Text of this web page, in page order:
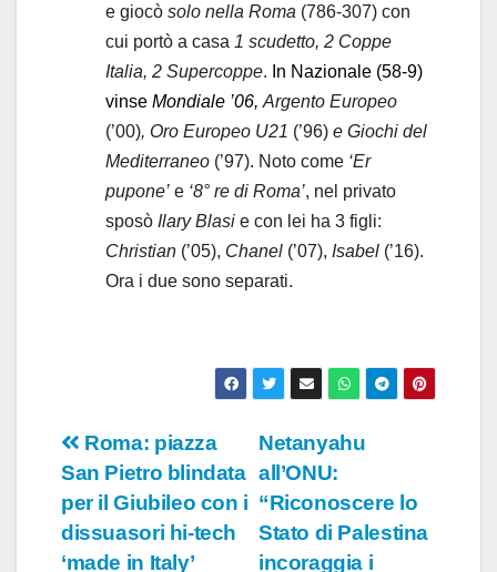
e giocò solo nella Roma (786-307) con
cui portò a casa 1 scudetto, 2 Coppe
Italia, 2 Supercoppe. In Nazionale (58-9)
vinse Mondiale ’06, Argento Europeo
(’00), Oro Europeo U21 (’96) e Giochi del
Mediterraneo (’97). Noto come ‘Er
pupone’ e ‘8° re di Roma’, nel privato
sposò Ilary Blasi e con lei ha 3 figli:
Christian (’05), Chanel (’07), Isabel (’16).
Ora i due sono separati.
Navigazione
articoli
Netanyahu
all’ONU:
“Riconoscere lo
Stato di Palestina
incoraggia i
Roma: piazza
San Pietro blindata
per il Giubileo con i
dissuasori hi-tech
‘made in Italy’